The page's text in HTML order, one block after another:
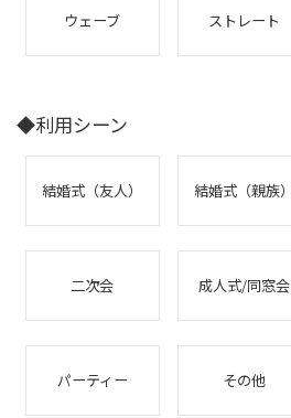
ウェーブ ストレート
◆利用シーン
結婚式（友人） 結婚式（親族）
二次会 成人式/同窓会
パーティー その他